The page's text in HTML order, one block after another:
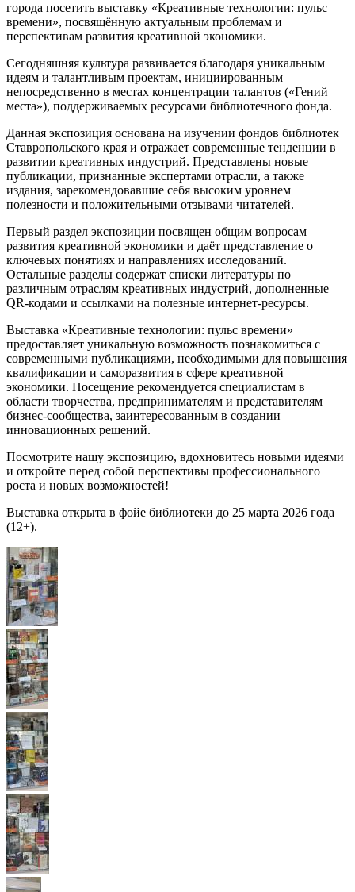
города посетить выставку «Креативные технологии: пульс
времени», посвящённую актуальным проблемам и
перспективам развития креативной экономики.
Сегодняшняя культура развивается благодаря уникальным
идеям и талантливым проектам, инициированным
непосредственно в местах концентрации талантов («Гений
места»), поддерживаемых ресурсами библиотечного фонда.
Данная экспозиция основана на изучении фондов библиотек
Ставропольского края и отражает современные тенденции в
развитии креативных индустрий. Представлены новые
публикации, признанные экспертами отрасли, а также
издания, зарекомендовавшие себя высоким уровнем
полезности и положительными отзывами читателей.
Первый раздел экспозиции посвящен общим вопросам
развития креативной экономики и даёт представление о
ключевых понятиях и направлениях исследований.
Остальные разделы содержат списки литературы по
различным отраслям креативных индустрий, дополненные
QR-кодами и ссылками на полезные интернет-ресурсы.
Выставка «Креативные технологии: пульс времени»
предоставляет уникальную возможность познакомиться с
современными публикациями, необходимыми для повышения
квалификации и саморазвития в сфере креативной
экономики. Посещение рекомендуется специалистам в
области творчества, предпринимателям и представителям
бизнес-сообщества, заинтересованным в создании
инновационных решений.
Посмотрите нашу экспозицию, вдохновитесь новыми идеями
и откройте перед собой перспективы профессионального
роста и новых возможностей!
Выставка открыта в фойе библиотеки до 25 марта 2026 года
(12+).